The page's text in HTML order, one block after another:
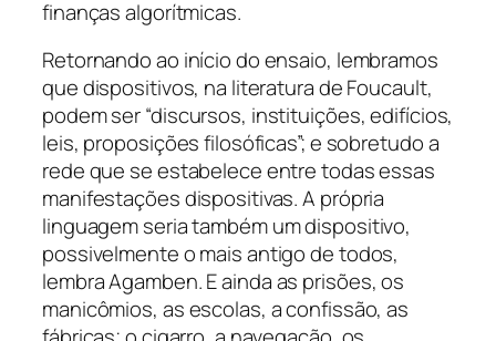
finanças algorítmicas.
Retornando ao início do ensaio, lembramos
que dispositivos, na literatura de Foucault,
podem ser “discursos, instituições, edifícios,
leis, proposições filosóficas”; e sobretudo a
rede que se estabelece entre todas essas
manifestações dispositivas. A própria
linguagem seria também um dispositivo,
possivelmente o mais antigo de todos,
lembra Agamben. E ainda as prisões, os
manicômios, as escolas, a confissão, as